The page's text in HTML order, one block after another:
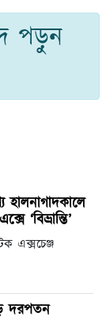
পড়ুন
‘বিভ্রান্তি’
এক্সচেঞ্জ
দরপতন